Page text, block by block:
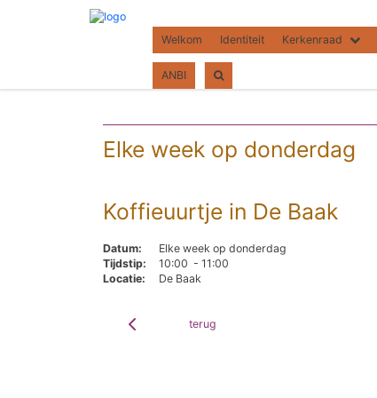
Welkom Identiteit Kerkenraad
ANBI
Elke week op donderdag
Koffieuurtje in De Baak
Datum:
Elke week op donderdag
Tijdstip:
10:00 - 11:00
Locatie:
De Baak
terug